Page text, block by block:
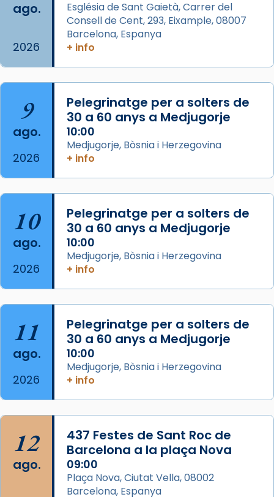
Aquest dilluns, 27 de juliol, ha tingut lloc la
missa d’acció de gràcies en agraïment al
comitè organitzador de la visita apostòlica
L’arquebisbe de Barcelona, el cardenal Joan
Josep Omella, ha presidit la missa i l’ha
concelebrat el bisbe auxiliar de Barcelona,
Mons. David Abadías.
📸 Dr. G. Simón
Foto
Arquebisbat de Barcelona
2 weeks ago
Memòria de les santes Juliana i
Acompanyant la història de sant Cugat, a
partir de l’Edat Mitjana sorgeix la tradició
que les santes Juliana (“relatiu a Júlia”) i
Semproniana (“relatiu a Semprònia =
eterna”) són deixebles seves. I l’any 1667, el
frare Joan Gaspar Roig, afirma en una obra
que les santes són filles de l’antiga Iluro.
Mataró en reivindicarà les relíq
Foto
View on Facebook · Share
ago.
2026
Església de Sant Gaietà, Carrer del
Consell de Cent, 293, Eixample, 08007
Barcelona, Espanya
+ info
9
ago.
2026
Pelegrinatge per a solters de
30 a 60 anys a Medjugorje
10:00
Medjugorje, Bòsnia i Herzegovina
+ info
10
ago.
2026
Pelegrinatge per a solters de
30 a 60 anys a Medjugorje
10:00
Medjugorje, Bòsnia i Herzegovina
+ info
11
ago.
2026
Pelegrinatge per a solters de
30 a 60 anys a Medjugorje
10:00
Medjugorje, Bòsnia i Herzegovina
+ info
12
ago.
437 Festes de Sant Roc de
Barcelona a la plaça Nova
09:00
Plaça Nova, Ciutat Vella, 08002
Barcelona, Espanya